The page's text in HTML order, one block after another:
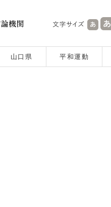
山口県 平和運動